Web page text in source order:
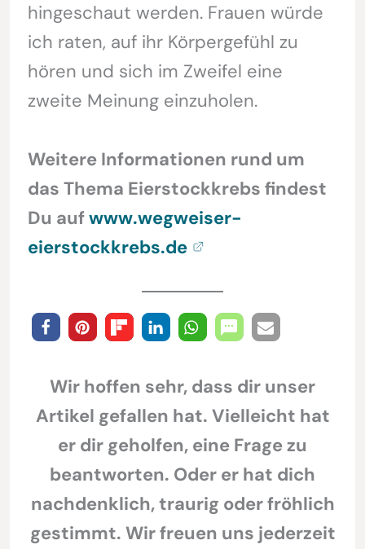
hingeschaut werden. Frauen würde
ich raten, auf ihr Körpergefühl zu
hören und sich im Zweifel eine
zweite Meinung einzuholen.
Weitere Informationen rund um
das Thema Eierstockkrebs findest
Du aufwww.wegweiser-
eierstockkrebs.de
Wir hoffen sehr, dass dir unser
Artikel gefallen hat. Vielleicht hat
er dir geholfen, eine Frage zu
beantworten. Oder er hat dich
nachdenklich, traurig oder fröhlich
gestimmt. Wir freuen uns jederzeit